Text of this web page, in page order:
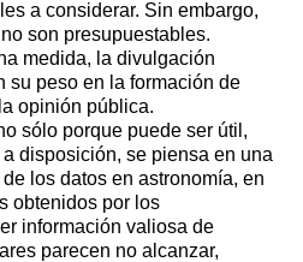
a considerar. Sin embargo,
son presupuestables.
medida, la divulgación
su peso en la formación de
opinión pública.
sólo porque puede ser útil,
disposición, se piensa en una
los datos en astronomía, en
obtenidos por los
información valiosa de
parecen no alcanzar,